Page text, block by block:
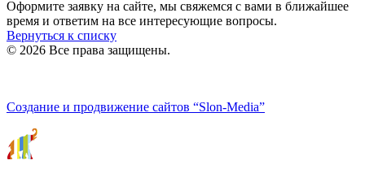
Оформите заявку на сайте, мы свяжемся с вами в ближайшее
время и ответим на все интересующие вопросы.
Вернуться к списку
© 2026 Все права защищены.
Создание и продвижение сайтов “Slon-Media”